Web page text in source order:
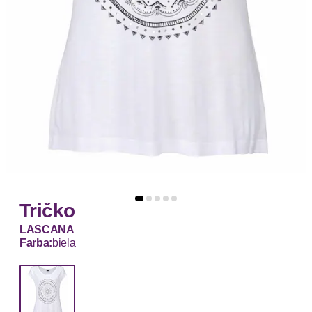
Tričko
LASCANA
Farba:biela